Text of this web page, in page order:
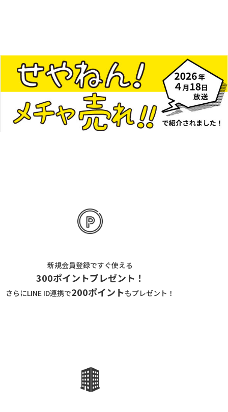
新規会員登録ですぐ使える
300ポイントプレゼント！
さらにLINE ID連携で200ポイントもプレゼント！